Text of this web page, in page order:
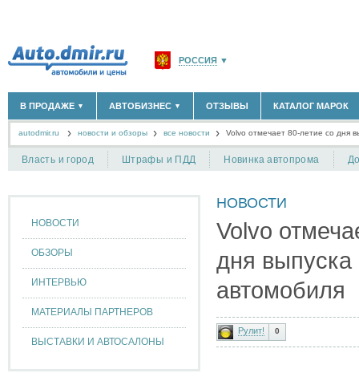
РОССИЯ ▼
САНКТ-ПЕТЕРБУРГ И ОБЛАСТЬ(14298)
КРАСНОДАРСКИЙ КРАЙ (5619)
КРЫМ РЕСПУБЛИКА(412)
В ПРОДАЖЕ ▼
НОВЫЕ АВТОМОБИЛИ(30122)
АВТОМОБИЛИ С ПРОБЕГОМ
АВТОБИЗНЕС ▼
ОФИЦИАЛЬНЫЕ ДИЛЕРЫ(1347)
ТАКСИ(278)
+ ДОБАВИТЬ КОМПАНИЮ
ОТЗЫВЫ КАТАЛОГ МАРОК
autodmir.ru новости и обзоры все новости Volvo отмечает 80-летие со дня
Власть и город Штрафы и ПДД Новинка автопрома
НОВОСТИ
ОБЗОРЫ
ИНТЕРВЬЮ
МАТЕРИАЛЫ ПАРТНЕРОВ
ВЫСТАВКИ И АВТОСАЛОНЫ
НОВОСТИ
Volvo
дня выпуска
автомобиля
Рулит! 0